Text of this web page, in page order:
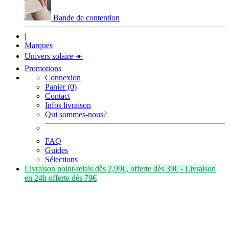
Bande de contention
|
Marques
Univers solaire ☀️
Promotions
Connexion
Panier (0)
Contact
Infos livraison
Qui sommes-nous?
FAQ
Guides
Sélections
Livraison point-relais dès 2,99€, offerte dès 39€ - Livraison
en 24h offerte dès 79€